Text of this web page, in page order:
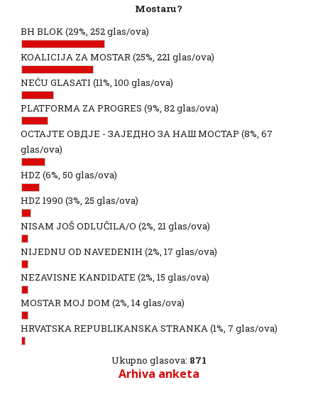
Mostaru?
BH BLOK(29%, 252 glas/ova)
KOALICIJA ZA MOSTAR(25%, 221 glas/ova)
NEĆU GLASATI (11%, 100 glas/ova)
PLATFORMA ZA PROGRES (9%, 82 glas/ova)
ОСТАЈТЕ ОВДЈЕ - ЗАЈЕДНО ЗА НАШ МОСТАР (8%, 67
glas/ova)
HDZ (6%, 50 glas/ova)
HDZ 1990 (3%, 25 glas/ova)
NISAM JOŠ ODLUČILA/O (2%, 21 glas/ova)
NIJEDNU OD NAVEDENIH (2%, 17 glas/ova)
NEZAVISNE KANDIDATE (2%, 15 glas/ova)
MOSTAR MOJ DOM (2%, 14 glas/ova)
HRVATSKA REPUBLIKANSKA STRANKA(1%, 7 glas/ova)
Ukupno glasova: 871
Arhiva anketa